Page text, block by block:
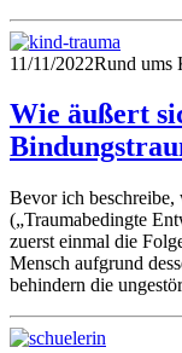
11/11/2022Rund ums
Wie äußert
Bevor ich
(„Traumabedingte
zuerst einmal die
Mensch aufgrund
behindern die